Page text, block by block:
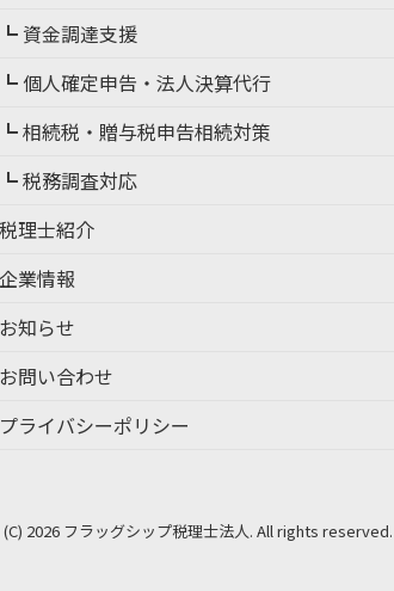
┗ 資金調達支援
┗ 個人確定申告・法人決算代行
┗ 相続税・贈与税申告相続対策
┗ 税務調査対応
税理士紹介
企業情報
お知らせ
お問い合わせ
プライバシーポリシー
(C) 2026 フラッグシップ税理士法人. All rights reserved.